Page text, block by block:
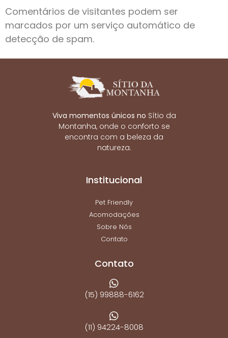
Comentários de visitantes podem ser
marcados por um serviço automático de
detecção de spam.
Viva momentos únicos no Sítio da
Montanha, onde o conforto se
encontra com a beleza da
natureza.
Institucional
Pet Friendly
Acomodações
Sobre Nós
Contato
Contato
(15) 99888-6162
(11) 94224-8008